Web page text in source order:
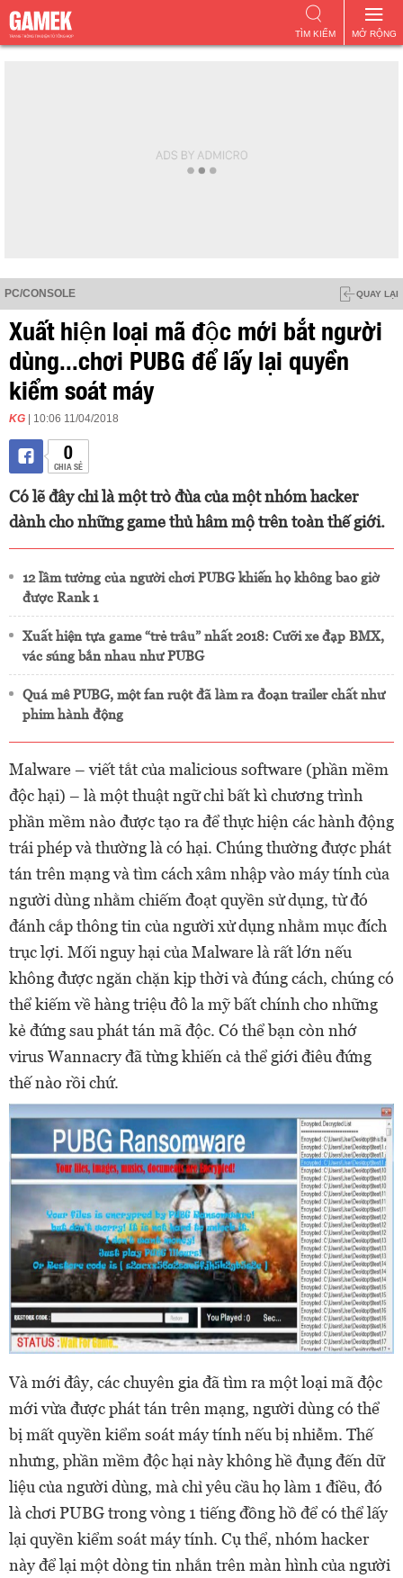
MỞ RỘNG
TÌM KIẾM
PC/CONSOLE QUAY LẠI
Xuất hiện loại mã độc mới bắt người
dùng...chơi PUBG để lấy lại quyền
kiểm soát máy
KG | 10:06 11/04/2018
0
CHIA SẺ
Có lẽ đây chỉ là một trò đùa của một nhóm hacker
dành cho những game thủ hâm mộ trên toàn thế giới.
12 lầm tưởng của người chơi PUBG khiến họ không bao giờ
được Rank 1
Xuất hiện tựa game “trẻ trâu” nhất 2018: Cưỡi xe đạp BMX,
vác súng bắn nhau như PUBG
Quá mê PUBG, một fan ruột đã làm ra đoạn trailer chất như
phim hành động
Malware – viết tắt của malicious software (phần mềm
độc hại) – là một thuật ngữ chỉ bất kì chương trình
phần mềm nào được tạo ra để thực hiện các hành động
trái phép và thường là có hại. Chúng thường được phát
tán trên mạng và tìm cách xâm nhập vào máy tính của
người dùng nhằm chiếm đoạt quyền sử dụng, từ đó
đánh cắp thông tin của người xử dụng nhằm mục đích
trục lợi. Mối nguy hại của Malware là rất lớn nếu
không được ngăn chặn kịp thời và đúng cách, chúng có
thể kiếm về hàng triệu đô la mỹ bất chính cho những
kẻ đứng sau phát tán mã độc. Có thể bạn còn nhớ
virus Wannacry đã từng khiến cả thể giới điêu đứng
thế nào rồi chứ.
Và mới đây, các chuyên gia đã tìm ra một loại mã độc
mới vừa được phát tán trên mạng, người dùng có thể
bị mất quyền kiểm soát máy tính nếu bị nhiễm. Thế
nhưng, phần mềm độc hại này không hề đụng đến dữ
liệu của người dùng, mà chỉ yêu cầu họ làm 1 điều, đó
là chơi PUBG trong vòng 1 tiếng đồng hồ để có thể lấy
lại quyền kiểm soát máy tính. Cụ thể, nhóm hacker
này để lại một dòng tin nhắn trên màn hình của người